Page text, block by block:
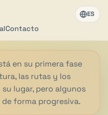
Contacto
ES
en su primera fase
las rutas y los
lugar, pero algunos
forma progresiva.